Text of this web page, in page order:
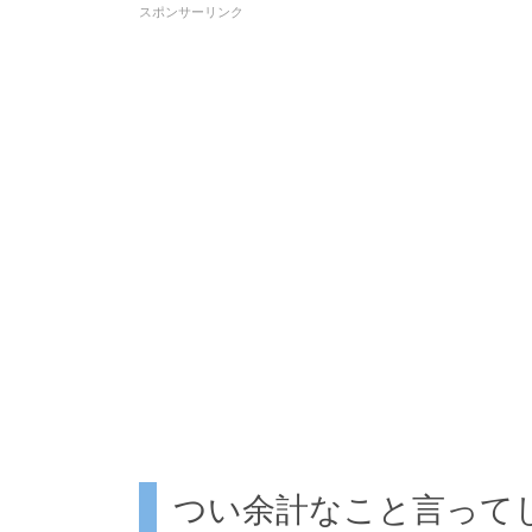
スポンサーリンク
つい余計なこと言って